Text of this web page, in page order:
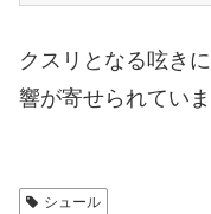
クスリとなる呟き
響が寄せられていま
シュール